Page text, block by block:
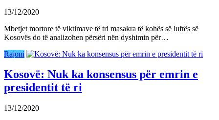
13/12/2020
Mbetjet mortore të viktimave të tri masakra të kohës së luftës së
Kosovës do të analizohen përsëri nën dyshimin për…
Rajoni
Kosovë: Nuk ka konsensus për emrin e
presidentit të ri
13/12/2020